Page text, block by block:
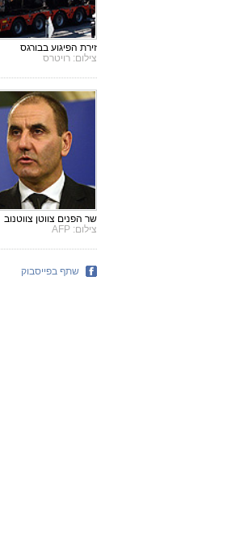
זירת הפיגוע בבורגס
צילום: רויטרס
שר הפנים צווטן צווטנוב
צילום: AFP
שתף בפייסבוק